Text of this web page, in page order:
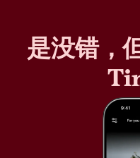
是没错，